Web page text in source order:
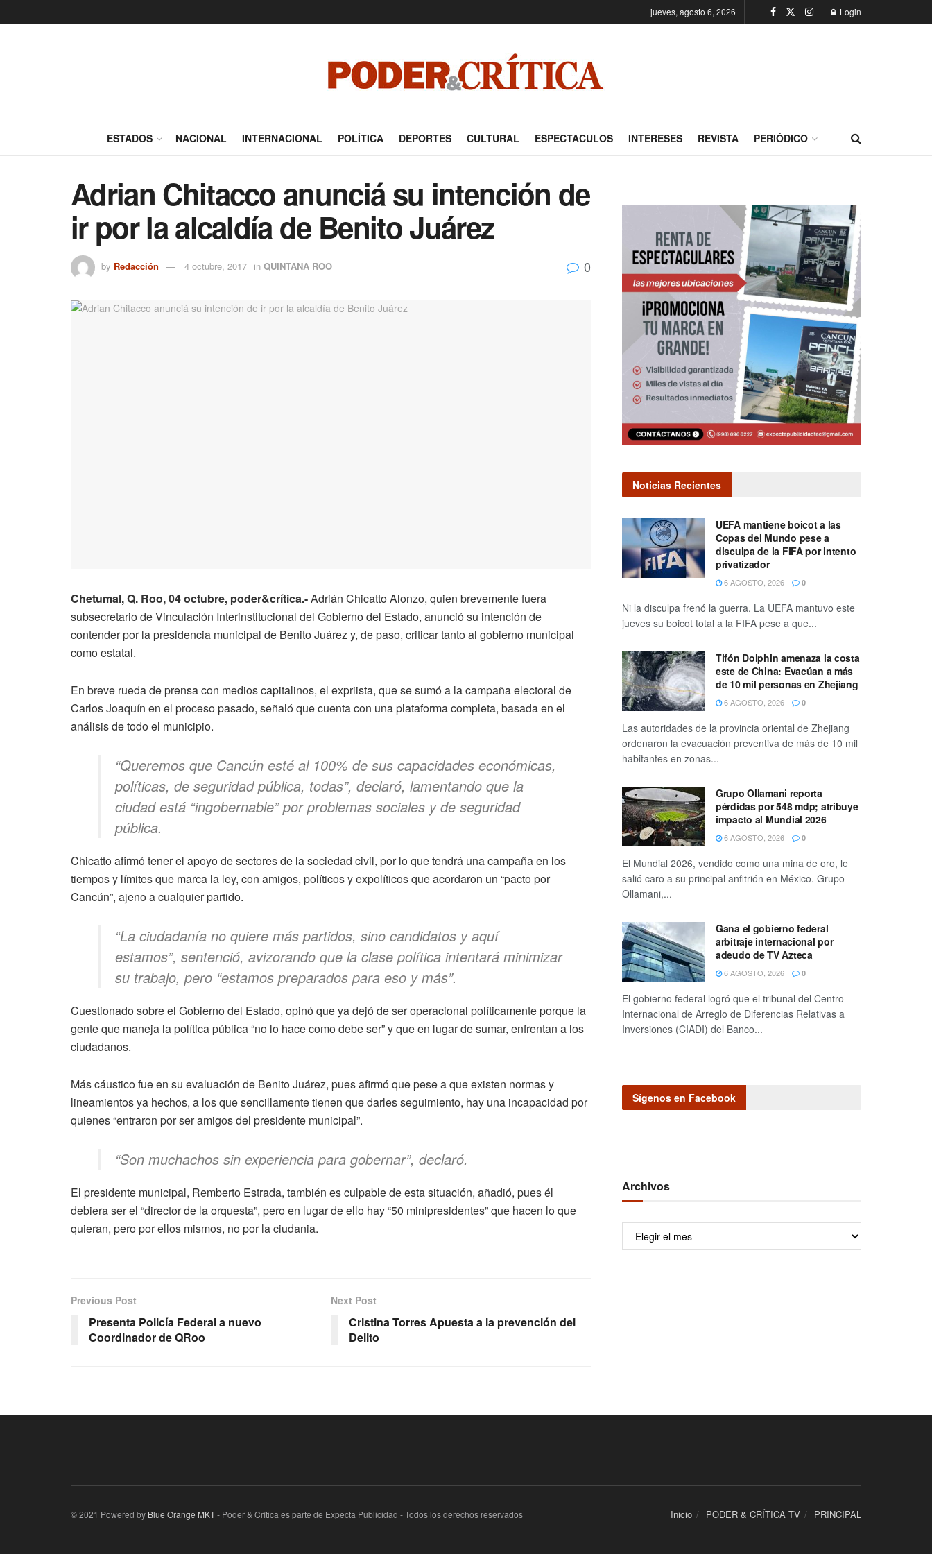
jueves, agosto 6, 2026 Login
ESTADOS NACIONAL INTERNACIONAL POLÍTICA DEPORTES CULTURAL ESPECTACULOS INTERESES REVISTA PERIÓDICO
Adrian Chitacco anunciá su intención de
ir por la alcaldía de Benito Juárez
by Redacción 4 octubre, 2017 in QUINTANA ROO 0
Chetumal, Q. Roo, 04 octubre, poder&crítica.-Adrián Chicatto Alonzo, quien brevemente fuera
subsecretario de Vinculación Interinstitucional del Gobierno del Estado, anunció su intención de
contender por la presidencia municipal de Benito Juárez y, de paso, criticar tanto al gobierno municipal
como estatal.
En breve rueda de prensa con medios capitalinos, el expriista, que se sumó a la campaña electoral de
Carlos Joaquín en el proceso pasado, señaló que cuenta con una plataforma completa, basada en el
análisis de todo el municipio.
“Queremos que Cancún esté al 100% de sus capacidades económicas,
políticas, de seguridad pública, todas”, declaró, lamentando que la
ciudad está “ingobernable” por problemas sociales y de seguridad
pública.
Chicatto afirmó tener el apoyo de sectores de la sociedad civil, por lo que tendrá una campaña en los
tiempos y límites que marca la ley, con amigos, políticos y expolíticos que acordaron un “pacto por
Cancún”, ajeno a cualquier partido.
“La ciudadanía no quiere más partidos, sino candidatos y aquí
estamos”, sentenció, avizorando que la clase política intentará minimizar
su trabajo, pero “estamos preparados para eso y más”.
Cuestionado sobre el Gobierno del Estado, opinó que ya dejó de ser operacional políticamente porque la
gente que maneja la política pública “no lo hace como debe ser” y que en lugar de sumar, enfrentan a los
ciudadanos.
Más cáustico fue en su evaluación de Benito Juárez, pues afirmó que pese a que existen normas y
lineamientos ya hechos, a los que sencillamente tienen que darles seguimiento, hay una incapacidad por
quienes “entraron por ser amigos del presidente municipal”.
“Son muchachos sin experiencia para gobernar”, declaró.
El presidente municipal, Remberto Estrada, también es culpable de esta situación, añadió, pues él
debiera ser el “director de la orquesta”, pero en lugar de ello hay “50 minipresidentes” que hacen lo que
quieran, pero por ellos mismos, no por la ciudania.
Previous Post
Presenta Policía Federal a nuevo
Coordinador de QRoo
Next Post
Cristina Torres Apuesta a la prevención del
Delito
Noticias Recientes
UEFA mantiene boicot a las
Copas del Mundo pese a
disculpa de la FIFA por intento
privatizador
6 AGOSTO, 2026 0
Ni la disculpa frenó la guerra. La UEFA mantuvo este
jueves su boicot total a la FIFA pese a que...
Tifón Dolphin amenaza la costa
este de China: Evacúan a más
de 10 mil personas en Zhejiang
6 AGOSTO, 2026 0
Las autoridades de la provincia oriental de Zhejiang
ordenaron la evacuación preventiva de más de 10 mil
habitantes en zonas...
Grupo Ollamani reporta
pérdidas por 548 mdp; atribuye
impacto al Mundial 2026
6 AGOSTO, 2026 0
El Mundial 2026, vendido como una mina de oro, le
salió caro a su principal anfitrión en México. Grupo
Ollamani,...
Gana el gobierno federal
arbitraje internacional por
adeudo de TV Azteca
6 AGOSTO, 2026 0
El gobierno federal logró que el tribunal del Centro
Internacional de Arreglo de Diferencias Relativas a
Inversiones (CIADI) del Banco...
Sígenos en Facebook
Archivos
Archivos
Inicio PODER & CRÍTICA TV PRINCIPAL
© 2021 Powered by Blue Orange MKT- Poder & Crítica es parte de Expecta Publicidad - Todos los derechos reservados